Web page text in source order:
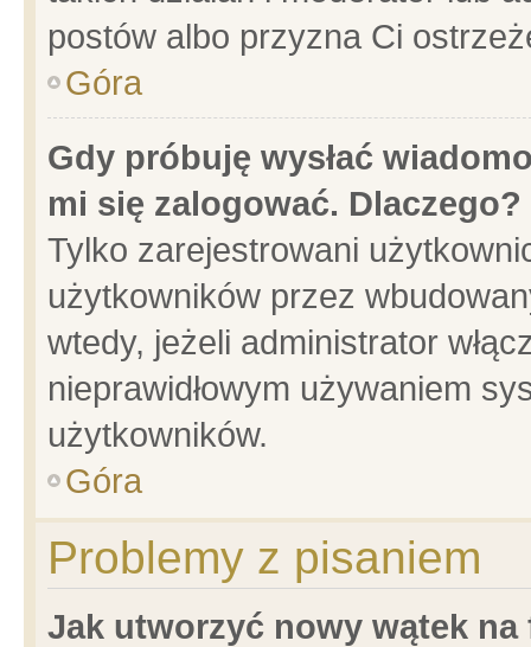
postów albo przyzna Ci
Góra
Gdy próbuję wysłać
mi się zalogować. Dlaczego?
Tylko zarejestrowani
użytkowników przez
wtedy, jeżeli administrator
nieprawidłowym używaniem
użytkowników.
Góra
Problemy z pisaniem
Jak utworzyć nowy wątek na